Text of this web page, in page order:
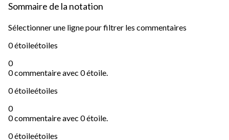
Sommaire de la notation
Sélectionner une ligne pour filtrer les commentaires
0 étoileétoiles
0
0 commentaire avec 0 étoile.
0 étoileétoiles
0
0 commentaire avec 0 étoile.
0 étoileétoiles